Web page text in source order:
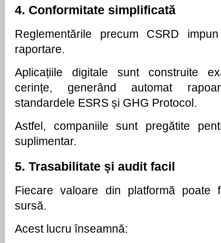
4. Conformitate simplificată
Reglementările precum CSRD
raportare.
Aplicațiile digitale sunt construite
cerințe, generând automat
standardele ESRS și GHG Protocol.
Astfel, companiile sunt pregătite
suplimentar.
5. Trasabilitate și audit facil
Fiecare valoare din platformă poate
sursă.
Acest lucru înseamnă: